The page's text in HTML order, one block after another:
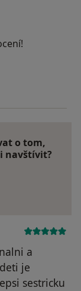
odstraněn
o tom,
navštívit?
a
je
sestricku